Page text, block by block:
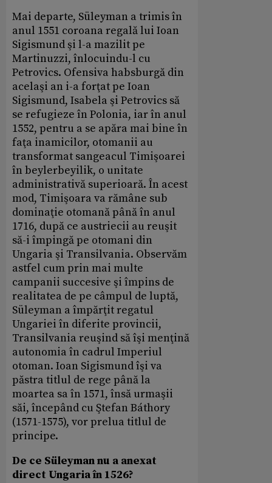
Mai departe, Süleyman a trimis în
anul 1551 coroana regală lui Ioan
Sigismund şi l-a mazilit pe
Martinuzzi, înlocuindu-l cu
Petrovics. Ofensiva habsburgă din
acelaşi an i-a forţat pe Ioan
Sigismund, Isabela şi Petrovics să
se refugieze în Polonia, iar în anul
1552, pentru a se apăra mai bine în
faţa inamicilor, otomanii au
transformat sangeacul Timişoarei
în beylerbeyilik, o unitate
administrativă superioară. În acest
mod, Timişoara va rămâne sub
dominaţie otomană până în anul
1716, după ce austriecii au reuşit
să-i împingă pe otomani din
Ungaria şi Transilvania. Observăm
astfel cum prin mai multe
campanii succesive şi împins de
realitatea de pe câmpul de luptă,
Süleyman a împărţit regatul
Ungariei în diferite provincii,
Transilvania reuşind să îşi menţină
autonomia în cadrul Imperiul
otoman. Ioan Sigismund îşi va
păstra titlul de rege până la
moartea sa în 1571, însă urmaşii
săi, începând cu Ştefan Báthory
(1571-1575), vor prelua titlul de
principe.
De ce Süleyman nu a anexat
direct Ungaria în 1526?